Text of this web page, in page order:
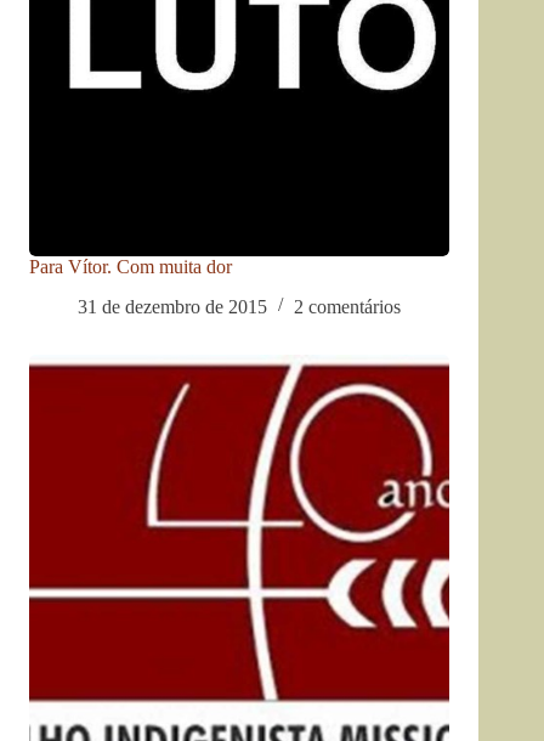
Para Vítor. Com muita dor
31 de dezembro de 2015
2 comentários